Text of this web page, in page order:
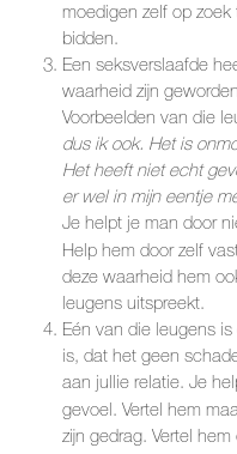
moedigen zelf op
bidden.
Een seksverslaafde
waarheid zijn
Voorbeelden van die
dus ik ook. Het is
Het heeft niet echt
er wel in mijn eentje
Je helpt je man door
Help hem door zelf
deze waarheid hem
leugens uitspreekt.
Eén van die leugens
is, dat het geen
aan jullie relatie. Je
gevoel. Vertel hem
zijn gedrag. Vertel